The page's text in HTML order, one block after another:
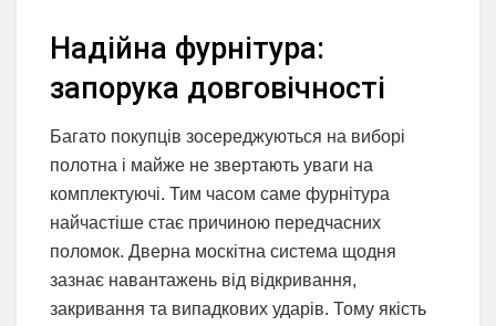
Надійна фурнітура:
запорука довговічності
Багато покупців зосереджуються на виборі
полотна і майже не звертають уваги на
комплектуючі. Тим часом саме фурнітура
найчастіше стає причиною передчасних
поломок. Дверна москітна система щодня
зазнає навантажень від відкривання,
закривання та випадкових ударів. Тому якість